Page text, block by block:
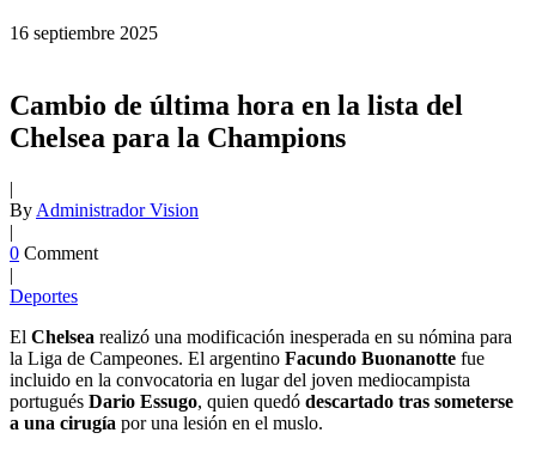
16 septiembre 2025
Cambio de última hora en la lista del
Chelsea para la Champions
|
By Administrador Vision
|
0 Comment
|
Deportes
El Chelsea realizó una modificación inesperada en su nómina para
la Liga de Campeones. El argentino Facundo Buonanotte fue
incluido en la convocatoria en lugar del joven mediocampista
portugués Dario Essugo, quien quedó descartado tras someterse
a una cirugía por una lesión en el muslo.